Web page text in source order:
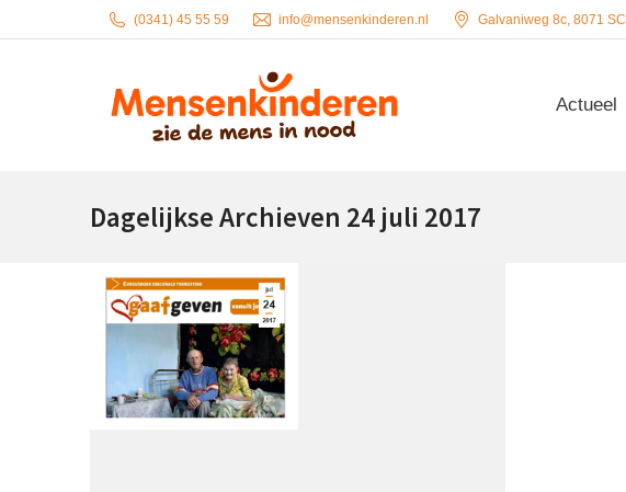
(0341) 45 55 59 info@mensenkinderen.nl Galvaniweg 8c, 8071
Actueel
Dagelijkse Archieven 24 juli 2017
Actueel